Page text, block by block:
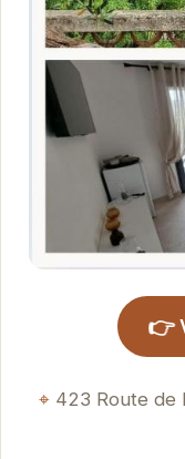
👉
423 Route de